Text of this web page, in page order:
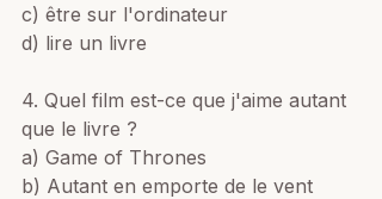
c) être sur l'ordinateur
d) lire un livre
4. Quel film est-ce que j'aime autant
que le livre ?
a) Game of Thrones
b) Autant en emporte de le vent